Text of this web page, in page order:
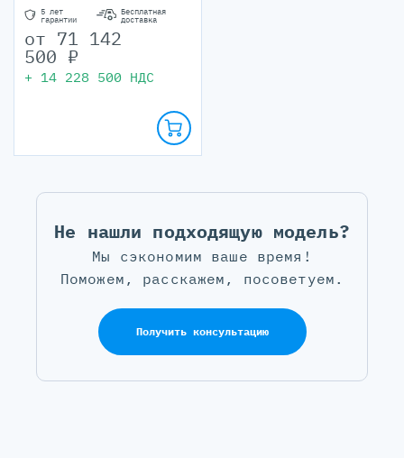
5 лет
гарантии
Бесплатная
доставка
от 71 142
500 ₽
+ 14 228 500 НДС
Не нашли подходящую модель?
Мы сэкономим ваше время!
Поможем, расскажем, посоветуем.
Получить консультацию